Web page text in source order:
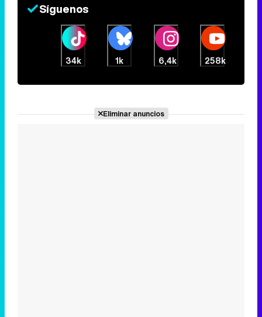
Síguenos
34k 1k 6,4k 258k
Eliminar anuncios